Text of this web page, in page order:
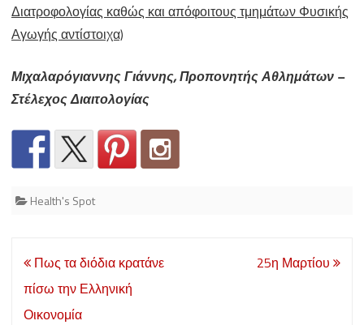
Διατροφολογίας καθώς και απόφοιτους τμημάτων Φυσικής
Αγωγής αντίστοιχα)
Μιχαλαρόγιαννης Γιάννης, Προπονητής Αθλημάτων –
Στέλεχος Διαιτολογίας
Health's Spot
Post
navigation
Πως τα διόδια κρατάνε
πίσω την Ελληνική
Οικονομία
25η Μαρτίου